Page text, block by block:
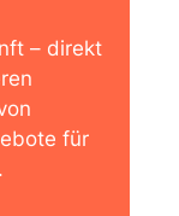
– direkt
für